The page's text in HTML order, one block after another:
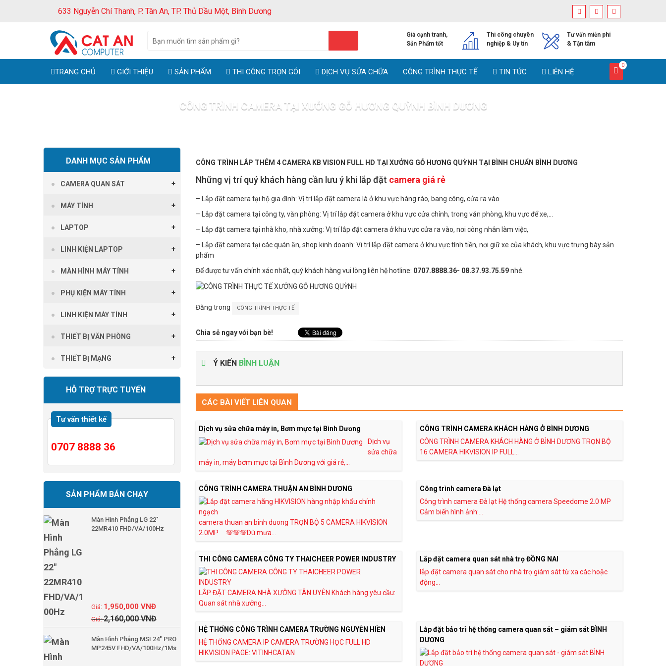
633 Nguyễn Chí Thanh, P. Tân An, TP. Thủ Dầu Một, Bình Dương
Giá cạnh tranh,
Sản Phẩm tốt
Thi công chuyên
nghiệp & Uy tín
Tư vấn miễn phí
& Tận tâm
TRANG CHỦ GIỚI THIỆU SẢN PHẨM THI CÔNG TRỌN GÓI DỊCH VỤ SỬA CHỮA CÔNG TRÌNH THỰC TẾ TIN TỨC LIÊN HỆ
0
CÔNG TRÌNH CAMERA TẠI XƯỞNG GỖ HƯƠNG QUỲNH BÌNH DƯƠNG
CÔNG TRÌNH LẮP THÊM 4 CAMERA KB VISION FULL HD TẠI XƯỞNG GỖ HƯƠNG QUỲNH TẠI BÌNH CHUẨN BÌNH DƯƠNG
Những vị trí quý khách hàng cần lưu ý khi lắp đặt camera giá rẻ
– Lắp đặt camera tại hộ gia đình: Vị trí lắp đặt camera là ở khu vực hàng rào, bang công, cửa ra vào
– Lắp đặt camera tại công ty, văn phòng: Vị trí lắp đặt camera ở khu vực cửa chính, trong văn phòng, khu vực để xe,…
– Lắp đặt camera tại nhà kho, nhà xưởng: Vị trí lắp đặt camera ở khu vực cửa ra vào, nơi công nhân làm việc,
– Lắp đặt camera tại các quán ăn, shop kinh doanh: Vi trí lắp đặt camera ở khu vực tính tiền, nơi giữ xe của khách, khu vực trưng bày sản
phẩm
Để được tư vấn chính xác nhất, quý khách hàng vui lòng liên hệ hotline: 0707.8888.36- 08.37.93.75.59nhé.
Đăng trong CÔNG TRÌNH THỰC TẾ
Chia sẻ ngay với bạn bè!
Ý KIẾN BÌNH LUẬN
CÁC BÀI VIẾT LIÊN QUAN
Dịch vụ sửa chữa máy in, Bơm mực tại Bình Dương
Dịch vụ
sửa chữa
máy in, máy bơm mực tại Bình Dương với giá rẻ,...
CÔNG TRÌNH CAMERA KHÁCH HÀNG Ở BÌNH DƯƠNG
CÔNG TRÌNH CAMERA KHÁCH HÀNG Ở BÌNH DƯƠNG TRỌN BỘ
16 CAMERA HIKVISION IP FULL...
CÔNG TRÌNH CAMERA THUẬN AN BÌNH DƯƠNG
camera thuan an binh duong TRỌN BỘ 5 CAMERA HIKVISION
2.0MP 💯💯💯Dù mưa...
Công trình camera Đà lạt
Công trình camera Đà lạt Hệ thống camera Speedome 2.0 MP
Cảm biến hình ảnh:...
THI CÔNG CAMERA CÔNG TY THAICHEER POWER INDUSTRY
LẮP ĐẶT CAMERA NHÀ XƯỞNG TÂN UYÊN Khách hàng yêu cầu:
Quan sát nhà xưởng...
Lắp đặt camera quan sát nhà trọ ĐỒNG NAI
lắp đặt camera quan sát cho nhà trọ giám sát từ xa các hoặc
động...
HỆ THỐNG CÔNG TRÌNH CAMERA TRƯỜNG NGUYỄN HIỀN
HỆ THỐNG CAMERA IP CAMERA TRƯỜNG HỌC FULL HD
HIKVISION PAGE: VITINHCATAN
Lắp đặt bảo trì hệ thống camera quan sát – giám sát BÌNH
DƯƠNG
DANH MỤC SẢN PHẨM
CAMERA QUAN SÁT
MÁY TÍNH
LAPTOP
LINH KIỆN LAPTOP
MÀN HÌNH MÁY TÍNH
PHỤ KIỆN MÁY TÍNH
LINH KIỆN MÁY TÍNH
THIẾT BỊ VĂN PHÒNG
THIẾT BỊ MẠNG
HỖ TRỢ TRỰC TUYẾN
Tư vấn thiết kế
0707 8888 36
SẢN PHẨM BÁN CHẠY
Màn Hình Phẳng LG 22"
22MR410 FHD/VA/100Hz
2,160,000VNĐ
1,950,000VNĐ
Màn Hình Phẳng MSI 24" PRO
MP245V FHD/VA/100Hz/1Ms